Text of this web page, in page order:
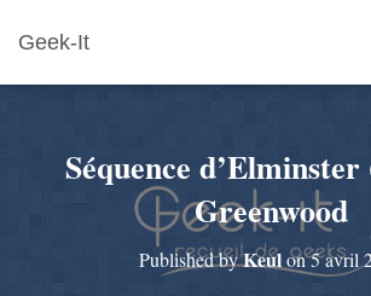
Geek-It
Séquence
Greenwood
Published byKeulon5 avril